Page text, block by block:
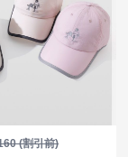
(割引前)